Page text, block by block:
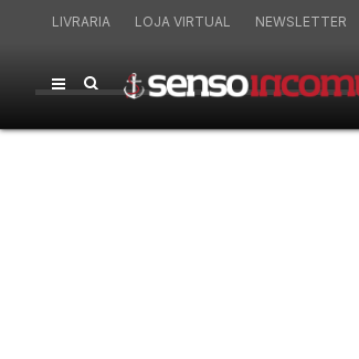
LIVRARIA LOJA VIRTUAL NEWSLETTER